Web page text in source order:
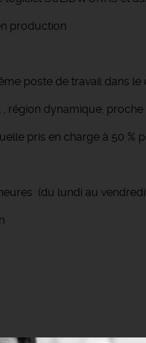
production
poste de travail dans
dynamique,
pris en charge à 50 %
(du lundi au